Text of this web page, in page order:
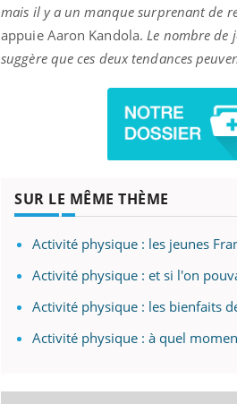
mais il y a un manque surprenant de
appuie Aaron Kandola. Le nombre de
suggère que ces deux tendances
SUR LE MÊME THÈME
Activité physique : les jeunes
Activité physique : et si l'on
Activité physique : les bienfaits
Activité physique : à quel